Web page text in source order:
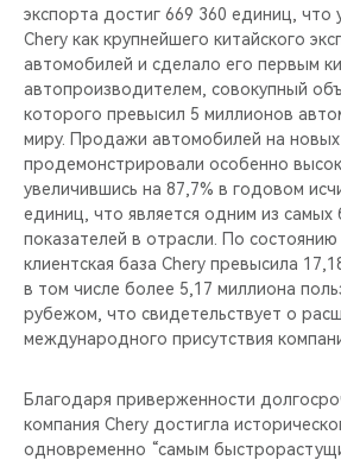
экспорта достиг 669 360 единиц, что
Chery как крупнейшего китайского
автомобилей и сделало его первым
автопроизводителем, совокупный
которого превысил 5 миллионов
миру. Продажи автомобилей на новых
продемонстрировали особенно
увеличившись на 87,7% в годовом
единиц, что является одним из
показателей в отрасли. По
клиентская база Chery превысила
в том числе более 5,17 миллиона
рубежом, что свидетельствует о
международного присутствия
Благодаря приверженности
компания Chery достигла
одновременно “самым